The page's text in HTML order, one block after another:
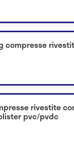
compresse
rivestite
pvc/pvdc